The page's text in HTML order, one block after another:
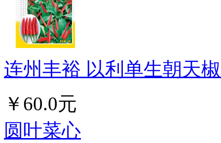
连州丰裕 以利单生朝天
￥60.0元
圆叶菜心